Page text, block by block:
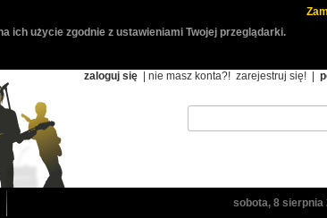
ich użycie zgodnie z ustawieniami Twojej przeglądarki.
zaloguj się | nie masz konta?! zarejestruj się!
sobota, 8 sierpnia